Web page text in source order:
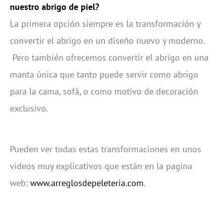
nuestro abrigo de piel?
La primera opción siempre es la transformación y
convertir el abrigo en un diseño nuevo y moderno.
Pero también ofrecemos convertir el abrigo en una
manta única que tanto puede servir como abrigo
para la cama, sofá, o como motivo de decoración
exclusivo.
Pueden ver todas estas transformaciones en unos
videos muy explicativos que están en la pagina
web: www.arreglosdepeleteria.com.